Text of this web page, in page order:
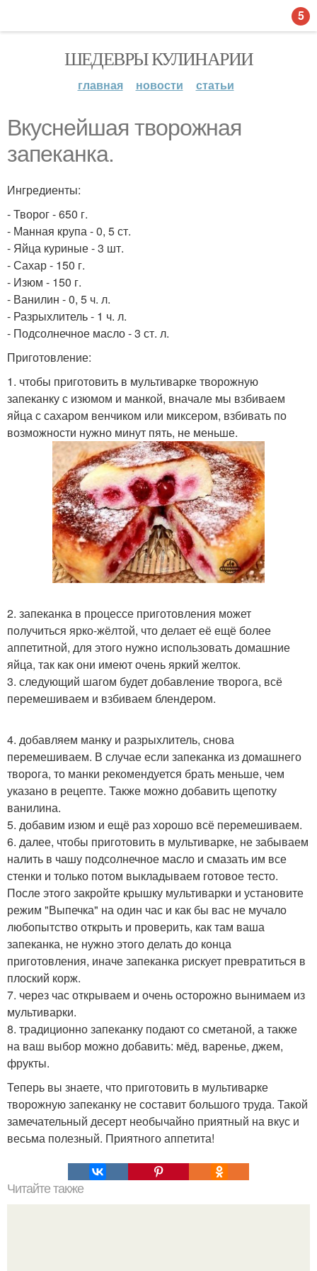
ШЕДЕВРЫ КУЛИНАРИИ
главная новости статьи
Вкуснейшая творожная
запеканка.
Ингредиенты:
- Творог - 650 г.
- Манная крупа - 0, 5 ст.
- Яйца куриные - 3 шт.
- Сахар - 150 г.
- Изюм - 150 г.
- Ванилин - 0, 5 ч. л.
- Разрыхлитель - 1 ч. л.
- Подсолнечное масло - 3 ст. л.
Приготовление:
1. чтобы приготовить в мультиварке творожную
запеканку с изюмом и манкой, вначале мы взбиваем
яйца с сахаром венчиком или миксером, взбивать по
возможности нужно минут пять, не меньше.
2. запеканка в процессе приготовления может
получиться ярко-жёлтой, что делает её ещё более
аппетитной, для этого нужно использовать домашние
яйца, так как они имеют очень яркий желток.
3. следующий шагом будет добавление творога, всё
перемешиваем и взбиваем блендером.
4. добавляем манку и разрыхлитель, снова
перемешиваем. В случае если запеканка из домашнего
творога, то манки рекомендуется брать меньше, чем
указано в рецепте. Также можно добавить щепотку
ванилина.
5. добавим изюм и ещё раз хорошо всё перемешиваем.
6. далее, чтобы приготовить в мультиварке, не забываем
налить в чашу подсолнечное масло и смазать им все
стенки и только потом выкладываем готовое тесто.
После этого закройте крышку мультиварки и установите
режим "Выпечка" на один час и как бы вас не мучало
любопытство открыть и проверить, как там ваша
запеканка, не нужно этого делать до конца
приготовления, иначе запеканка рискует превратиться в
плоский корж.
7. через час открываем и очень осторожно вынимаем из
мультиварки.
8. традиционно запеканку подают со сметаной, а также
на ваш выбор можно добавить: мёд, варенье, джем,
фрукты.
Теперь вы знаете, что приготовить в мультиварке
творожную запеканку не составит большого труда. Такой
замечательный десерт необычайно приятный на вкус и
весьма полезный. Приятного аппетита!
Читайте также
5